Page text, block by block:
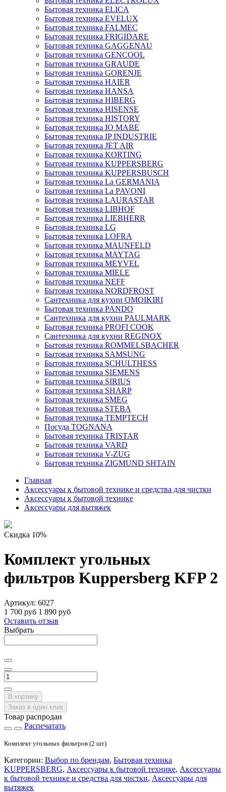
Бытовая техника ELICA
Бытовая техника EVELUX
Бытовая техника FALMEC
Бытовая техника FRIGIDARE
Бытовая техника GAGGENAU
Бытовая техника GENCOOL
Бытовая техника GRAUDE
Бытовая техника GORENJE
Бытовая техника HAIER
Бытовая техника HANSA
Бытовая техника HIBERG
Бытовая техника HISENSE
Бытовая техника HISTORY
Бытовая техника IO MABE
Бытовая техника IP INDUSTRIE
Бытовая техника JET AIR
Бытовая техника KORTING
Бытовая техника KUPPERSBERG
Бытовая техника KUPPERSBUSCH
Бытовая техника La GERMANIA
Бытовая техника La PAVONI
Бытовая техника LAURASTAR
Бытовая техника LIBHOF
Бытовая техника LIEBHERR
Бытовая техника LG
Бытовая техника LOFRA
Бытовая техника MAUNFELD
Бытовая техника MAYTAG
Бытовая техника MEYVEL
Бытовая техника MIELE
Бытовая техника NEFF
Бытовая техника NORDFROST
Сантехника для кухни OMOIKIRI
Бытовая техника PANDO
Сантехника для кухни PAULMARK
Бытовая техника PROFI COOK
Сантехника для кухни REGINOX
Бытовая техника ROMMELSBACHER
Бытовая техника SAMSUNG
Бытовая техника SCHULTHESS
Бытовая техника SIEMENS
Бытовая техника SIRIUS
Бытовая техника SHARP
Бытовая техника SMEG
Бытовая техника STEBA
Бытовая техника TEMPTECH
Посуда TOGNANA
Бытовая техника TRISTAR
Бытовая техника VARD
Бытовая техника V-ZUG
Бытовая техника ZIGMUND SHTAIN
Главная
Аксессуары к бытовой технике и средства для чистки
Аксессуары к бытовой технике
Аксессуары для вытяжек
Скидка 10%
Комплект угольных
фильтров Kuppersberg KFP 2
Артикул: 6027
1 700 руб 1 890 руб
Оставить отзыв
Выбрать
В корзину
Заказ в один клик
Товар распродан
Распечатать
Комплект угольных фильтров (2 шт)
Категории: Выбор по брендам, Бытовая техника
KUPPERSBERG, Аксессуары к бытовой технике, Аксессуары
к бытовой технике и средства для чистки, Аксессуары для
вытяжек